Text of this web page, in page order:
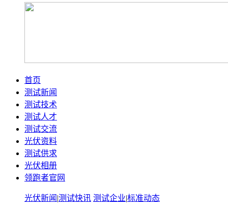
首页
测试新闻
测试技术
测试人才
测试交流
光伏资料
测试供求
光伏相册
领跑者官网
光伏新闻 |测试快讯 测试企业|标准动态